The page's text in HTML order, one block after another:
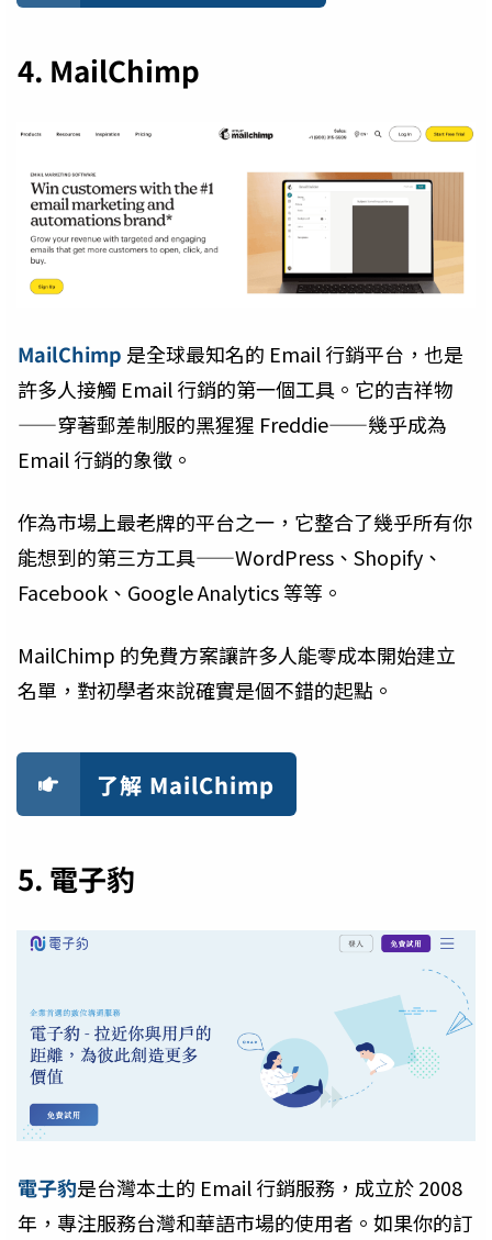
4. MailChimp
MailChimp 是全球最知名的 Email 行銷平台，也是
許多人接觸 Email 行銷的第一個工具。它的吉祥物
——穿著郵差制服的黑猩猩 Freddie——幾乎成為
Email 行銷的象徵。
作為市場上最老牌的平台之一，它整合了幾乎所有你
能想到的第三方工具——WordPress、Shopify、
Facebook、Google Analytics 等等。
MailChimp 的免費方案讓許多人能零成本開始建立
名單，對初學者來說確實是個不錯的起點。
了解 MailChimp
5. 電子豹
電子豹是台灣本土的 Email 行銷服務，成立於 2008
年，專注服務台灣和華語市場的使用者。如果你的訂